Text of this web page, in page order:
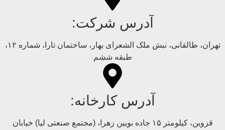
آدرس شرکت:
تهران، طالقانی، نبش ملک الشعرای بهار، ساختمان تارا، شماره ۱۲،
طبقه ششم
آدرس کارخانه:
قزوین، کیلومتر ۱۵ جاده بويین زهرا، (مجتمع صنعتی لیا) خیابان